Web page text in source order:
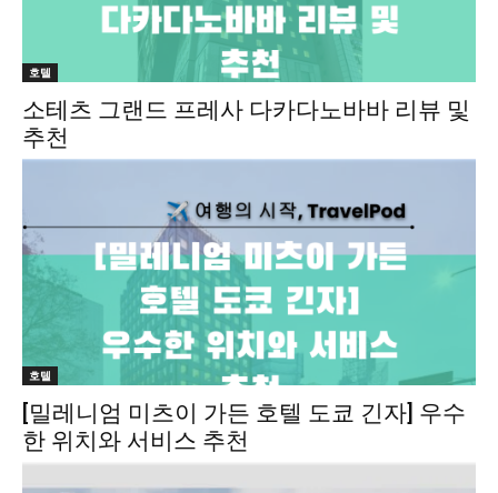
호텔
소테츠 그랜드 프레사 다카다노바바 리뷰 및
추천
호텔
[밀레니엄 미츠이 가든 호텔 도쿄 긴자] 우수
한 위치와 서비스 추천